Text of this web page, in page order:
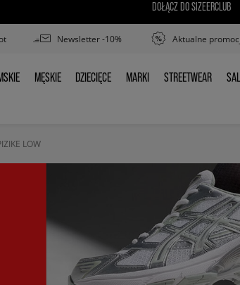
DOŁĄCZ DO SIZEERCLUB
Newsletter -10% Aktualne
MĘSKIE
MĘSKIE DZIECIĘCE
DZIECIĘCE MARKI
MARKI STREETWEAR
STREETWEAR
LOW